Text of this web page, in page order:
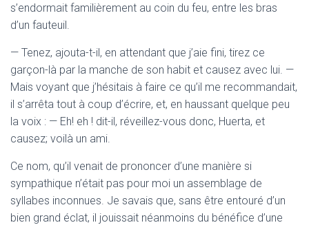
s’endormait familièrement au coin du feu, entre les bras
d’un fauteuil.
— Tenez, ajouta-t-il, en attendant que j’aie fini, tirez ce
garçon-là par la manche de son habit et causez avec lui. —
Mais voyant que j’hésitais à faire ce qu’il me recommandait,
il s’arrêta tout à coup d’écrire, et, en haussant quelque peu
la voix : — Eh! eh ! dit-il, réveillez-vous donc, Huerta, et
causez; voilà un ami.
Ce nom, qu’il venait de prononcer d’une manière si
sympathique n’était pas pour moi un assemblage de
syllabes inconnues. Je savais que, sans être entouré d’un
bien grand éclat, il jouissait néanmoins du bénéfice d’une